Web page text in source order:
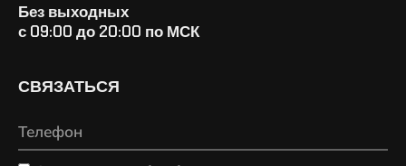
Без выходных
с 09:00 до 20:00 по МСК
СВЯЗАТЬСЯ